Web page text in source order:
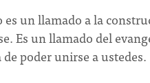
es un llamado a la
Es un llamado del
de poder unirse a ustedes.